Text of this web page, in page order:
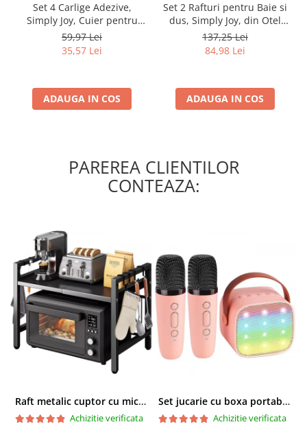
Set 4 Carlige Adezive,
Simply Joy, Cuier pentru
Prosoape din Otel
Inoxidabil, Montare Usoara
fara Gaurire, Rezistent la
Baie, Bucatarie, Usa
59,97 Lei
35,57 Lei
ADAUGA IN COS
Set 2 Rafturi pentru Baie si
dus, Simply Joy, din Otel
Inoxidabil, cu Montarea
Usoara si fara Gaurire, 32 X
12 x 6 cm, Negru
137,25 Lei
84,98 Lei
ADAUGA IN COS
PAREREA CLIENTILOR
CONTEAZA:
Raft metalic cuptor cu microunde, Simply Joy, 6 Carlige, Ajustabil, Raft Organizator extensibil, pentru bucatarie, casa, balcon, Etajera ajustabila cu 2 Niveluri, Anti Alunecare, Negru
Achizitie verificata
Set jucarie cu boxa portabila si 2 microfoane, Wireless, Bluetooth, Simply Joy, Karaoke, Copii si Adulti, Lumini LED RGB Dinamice, Roz
Achizitie verificata